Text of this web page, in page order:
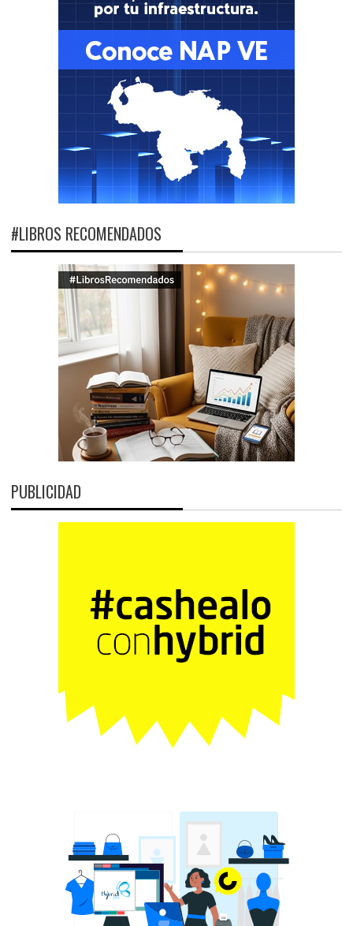
#LIBROS RECOMENDADOS
PUBLICIDAD